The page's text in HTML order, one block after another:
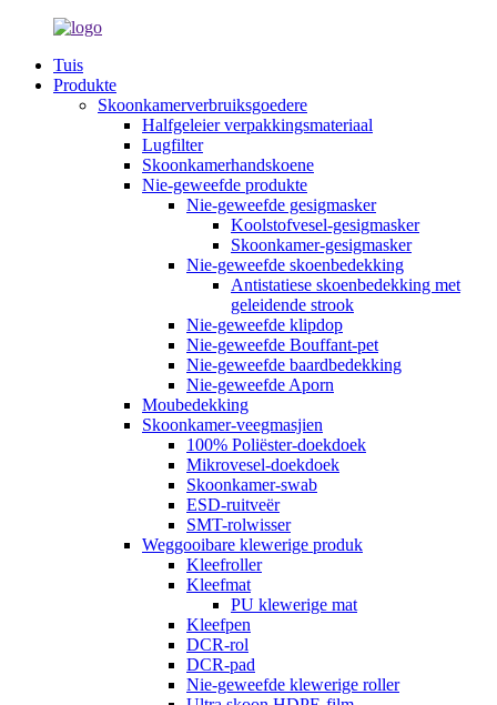
Tuis
Produkte
Skoonkamerverbruiksgoedere
Halfgeleier verpakkingsmateriaal
Lugfilter
Skoonkamerhandskoene
Nie-geweefde produkte
Nie-geweefde gesigmasker
Koolstofvesel-gesigmasker
Skoonkamer-gesigmasker
Nie-geweefde skoenbedekking
Antistatiese skoenbedekking met
geleidende strook
Nie-geweefde klipdop
Nie-geweefde Bouffant-pet
Nie-geweefde baardbedekking
Nie-geweefde Aporn
Moubedekking
Skoonkamer-veegmasjien
100% Poliëster-doekdoek
Mikrovesel-doekdoek
Skoonkamer-swab
ESD-ruitveër
SMT-rolwisser
Weggooibare klewerige produk
Kleefroller
Kleefmat
PU klewerige mat
Kleefpen
DCR-rol
DCR-pad
Nie-geweefde klewerige roller